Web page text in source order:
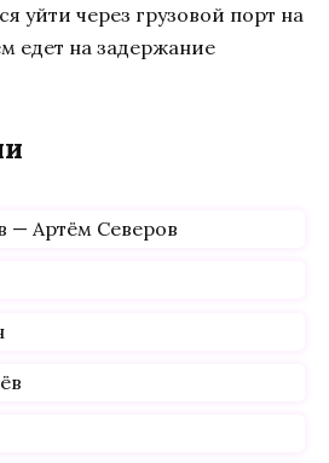
уйти через грузовой порт на
едет на задержание
— Артём Северов